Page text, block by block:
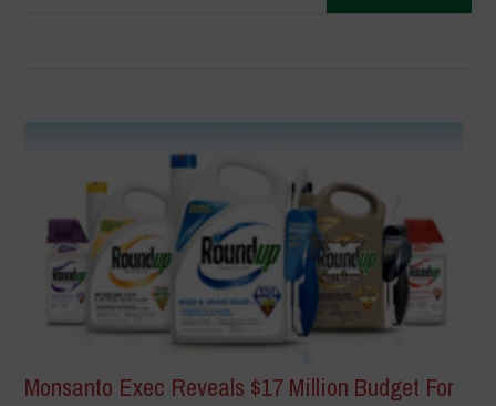
Monsanto Exec Reveals $17 Million Budget For